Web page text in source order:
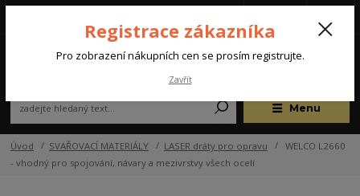
Menu
(Po-Pá, 07:00-15:30 hod.)
Úvod SVAŘOVACÍ MATERIÁLY LASER dráty pro opravu
WELCO L2660
- vhodný pro spojování, návary a mezivrstvy všech ocelí
Registrace zákazníka
Pro zobrazení nákupních cen se prosím registrujte.
Zavřít